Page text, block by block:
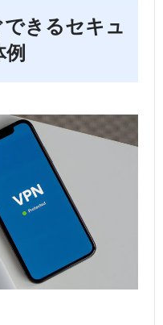
できるセキュ